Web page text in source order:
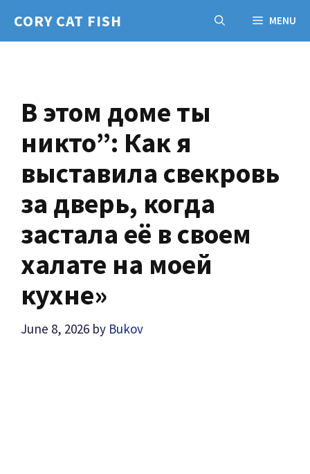
CORY CAT FISH MENU
В этом доме ты
никто”: Как я
выставила свекровь
за дверь, когда
застала её в своем
халате на моей
кухне»
June 8, 2026 by Bukov